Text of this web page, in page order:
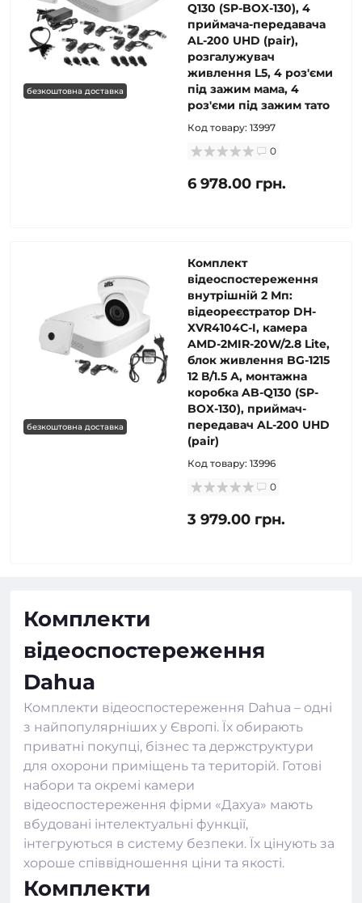
безкоштовна доставка
Q130 (SP-BOX-130), 4
приймача-передавача
AL-200 UHD (pair),
розгалужувач
живлення L5, 4 роз'єми
під зажим мама, 4
роз'єми під зажим тато
Код товару: 13997
0
6 978.00 грн.
безкоштовна доставка
Комплект
відеоспостереження
внутрішній 2 Мп:
відеореєстратор DH-
XVR4104C-I, камера
AMD-2MIR-20W/2.8 Lite,
блок живлення BG-1215
12 В/1.5 А, монтажна
коробка AB-Q130 (SP-
BOX-130), приймач-
передавач AL-200 UHD
(pair)
Код товару: 13996
0
3 979.00 грн.
Комплекти
відеоспостереження
Dahua
Комплекти відеоспостереження Dahua – одні
з найпопулярніших у Європі. Їх обирають
приватні покупці, бізнес та держструктури
для охорони приміщень та територій. Готові
набори та окремі камери
відеоспостереження фірми «Дахуа» мають
вбудовані інтелектуальні функції,
інтегруються в систему безпеки. Їх цінують за
хороше співвідношення ціни та якості.
Комплекти